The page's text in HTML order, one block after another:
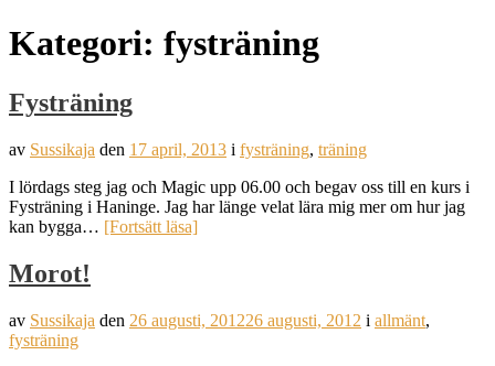
Kategori: fysträning
Fysträning
av Sussikaja den 17 april, 2013 i fysträning, träning
I lördags steg jag och Magic upp 06.00 och begav oss till en kurs i
Fysträning i Haninge. Jag har länge velat lära mig mer om hur jag
kan bygga… [Fortsätt läsa]
Morot!
av Sussikaja den 26 augusti, 201226 augusti, 2012 i allmänt,
fysträning